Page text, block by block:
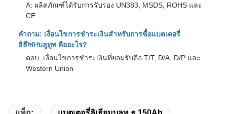
A: ผลิตภัณฑ์ได้รับการรับรอง UN383, MSDS, ROHS และ
CE
คําถาม: เงื่อนไขการชําระเงินสําหรับการซื้อแบตเตอรี่
ลิธีਅਮบลูทูท คืออะไร?
ตอบ: เงื่อนไขการชําระเงินที่ยอมรับคือ T/T, D/A, D/P และ
Western Union